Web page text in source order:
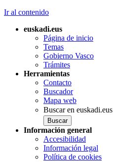
Ir al contenido
euskadi.eus
Página de inicio
Temas
Gobierno Vasco
Trámites
Herramientas
Contacto
Buscador
Mapa web
Buscar en euskadi.eus
Información general
Accesibilidad
Información legal
Política de cookies